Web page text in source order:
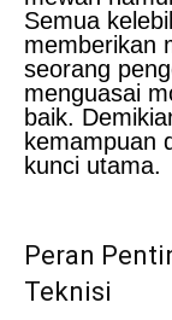
Semua
memberikan
seorang
menguasai
baik.
kemampuan
kunci utama.
Peran
Teknisi